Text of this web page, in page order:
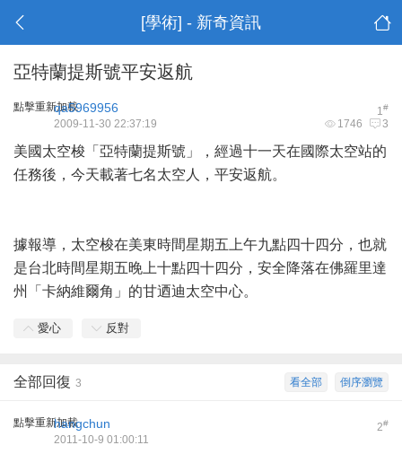
[學術] - 新奇資訊
亞特蘭提斯號平安返航
點擊重新加載 1#
qa5969956
1746 3
2009-11-30 22:37:19
美國太空梭「亞特蘭提斯號」，經過十一天在國際太空站的
任務後，今天載著七名太空人，平安返航。
據報導，太空梭在美東時間星期五上午九點四十四分，也就
是台北時間星期五晚上十點四十四分，安全降落在佛羅里達
州「卡納維爾角」的甘迺迪太空中心。
愛心 反對
倒序瀏覽
看全部
全部回復 3
點擊重新加載 2#
hangchun
2011-10-9 01:00:11